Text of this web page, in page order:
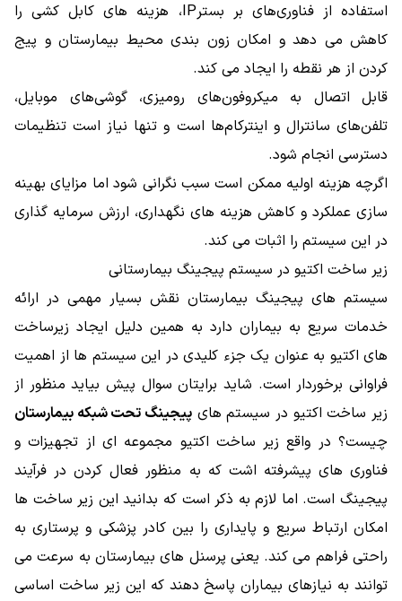
استفاده از فناوری‌های بر بسترIP، هزینه‌ های کابل ‌کشی را
کاهش می ‌دهد و امکان زون‌ بندی محیط بیمارستان و پیج
کردن از هر نقطه را ایجاد می‌ کند.
قابل اتصال به میکروفون‌های رومیزی، گوشی‌های موبایل،
تلفن‌های سانترال و اینترکام‌ها است و تنها نیاز است تنظیمات
دسترسی انجام شود.
اگرچه هزینه اولیه ممکن است سبب نگرانی شود اما مزایای بهینه‌
سازی عملکرد و کاهش هزینه ‌های نگهداری، ارزش سرمایه‌ گذاری
در این سیستم را اثبات می ‌کند.
زیر ساخت اکتیو در سیستم پیجینگ بیمارستانی
سیستم های پیجینگ بیمارستان نقش بسیار مهمی در ارائه
خدمات سریع به بیماران دارد به همین دلیل ایجاد زیرساخت
های اکتیو به عنوان یک جزء کلیدی در این سیستم ها از اهمیت
فراوانی برخوردار است. شاید برایتان سوال پیش بیاید منظور از
زیر ساخت اکتیو در سیستم های پیجینگ تحت شبکه بیمارستان
چیست؟ در واقع زیر ساخت اکتیو مجموعه ای از تجهیزات و
فناوری های پیشرفته اشت که به منظور فعال کردن در فرآیند
پیجینگ است. اما لازم به ذکر است که بدانید این زیر ساخت ها
امکان ارتباط سریع و پایداری را بین کادر پزشکی و پرستاری به
راحتی فراهم می کند. یعنی پرسنل های بیمارستان به سرعت می
توانند به نیازهای بیماران پاسخ دهند که این زیر ساخت اساسی